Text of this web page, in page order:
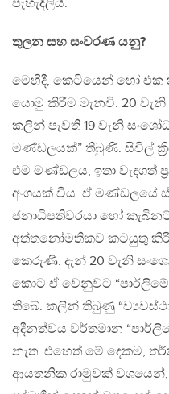
පැහැදිලියි.
තුලන සහ සංවරණ යනු?
මෙහිදී, කෙටියෙන් හෝ එක
යොමු කිරීම මැනවි. 20
කලින් පැවති 19 වැනි
මණ්ඩලයක්” තිබුණි. සිවිල්
එම මණ්ඩලය, ඉතා වැදගත්
අංගයක් විය. ඒ මණ්ඩලයේ
ජනාධිපතිවරයා හෝ
අත්තනෝමතිකව කටයුතු
කෙරුණි. දැන් 20 වැනි
කොට ඒ වෙනුවට
තිබේ. කලින් තිබුණු
අදීනත්වය වර්තමාන
නැත. එහෙත් මේ දෙකම,
ආයතනික රාමුවක් වශයෙන්,